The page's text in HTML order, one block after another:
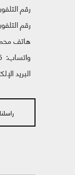
رقم
رقم
هاتف
واتساب: 770445995
البريد
راسلنا